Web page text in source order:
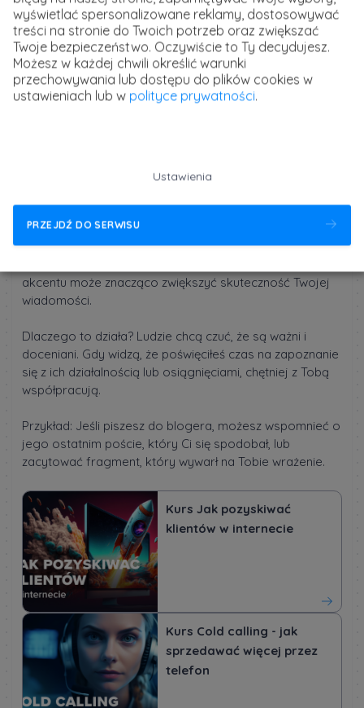
Osobisty akcent
Chociaż zimny email jest formą komunikacji masowej,
nie oznacza to, że musi być on pozbawiony osobistego
akcentu może znacząco zwiększyć skuteczność Twojej
wiadomości.
Dlaczego to działa? Ludzie chcą czuć, że są ważni i
doceniani. Gdy widzą, że poświęciłeś czas na zapoznanie
się z ich działalnością lub osiągnięciami, chętniej z Tobą
współpracują.
Przykład: Jeśli piszesz do blogera, możesz wspomnieć o
jego ostatnim poście, który Ci się spodobał, lub
zacytować fragment, który wywarł na Tobie wrażenie.
Kurs Jak pozyskiwać
klientów w internecie
Kurs Cold calling - jak
sprzedawać więcej przez
telefon
wyświetlać spersonalizowane reklamy, dostosowywać
treści na stronie do Twoich potrzeb oraz zwiększać
Twoje bezpieczeństwo. Oczywiście to Ty decydujesz.
Możesz w każdej chwili określić warunki
przechowywania lub dostępu do plików cookies w
ustawieniach lub w polityce prywatności.
Ustawienia
PRZEJDŹ DO SERWISU